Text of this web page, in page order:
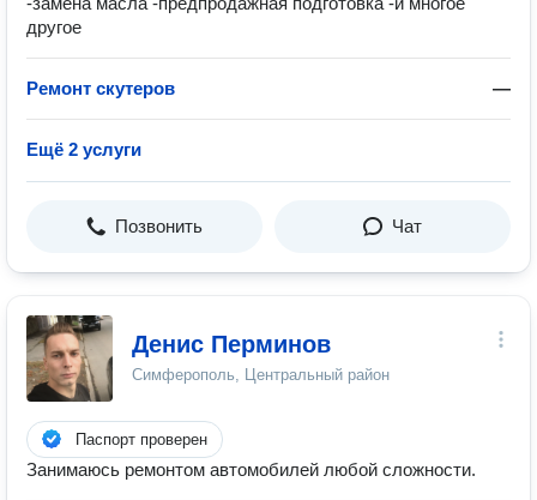
другое
Ремонт скутеров —
Ещё 2 услуги
Позвонить Чат
Денис Перминов
Симферополь, Центральный район
Паспорт проверен
Занимаюсь ремонтом автомобилей любой сложности.